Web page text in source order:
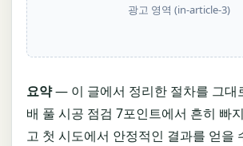
광고 영역 (in-article-3)
요약— 이 글에서 정리한 절차를 그대
배 풀 시공 점검 7포인트에서 흔히 빠
고 첫 시도에서 안정적인 결과를 얻을